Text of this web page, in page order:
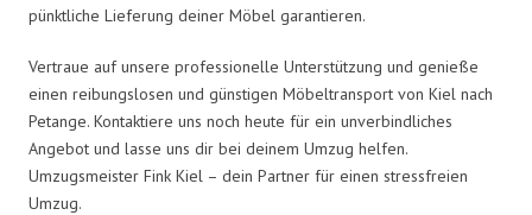
pünktliche Lieferung deiner Möbel garantieren.
Vertraue auf unsere professionelle Unterstützung und genieße
einen reibungslosen und günstigen Möbeltransport von Kiel nach
Petange. Kontaktiere uns noch heute für ein unverbindliches
Angebot und lasse uns dir bei deinem Umzug helfen.
Umzugsmeister Fink Kiel – dein Partner für einen stressfreien
Umzug.